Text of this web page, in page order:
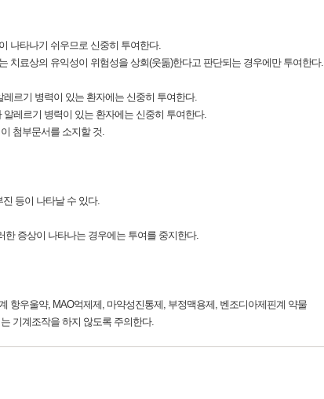
나타나기 쉬우므로 신중히 투여한다.
치료상의 유익성이 위험성을 상회(웃돎)한다고 판단되는 경우에만 투여한다.
레르기 병력이 있는 환자에는 신중히 투여한다.
레르기 병력이 있는 환자에는 신중히 투여한다.
첨부문서를 소지할 것.
등이 나타날 수 있다.
증상이 나타나는 경우에는 투여를 중지한다.
항우울약, MAO억제제, 마약성진통제, 부정맥용제, 벤조디아제핀계 약물
기계조작을 하지 않도록 주의한다.